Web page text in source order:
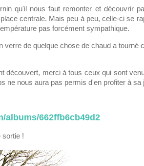
qu'il nous faut remonter et découvrir
centrale. Mais peu à peu, celle-ci se
pas forcément sympathique.
de quelque chose de chaud a tourné
découvert, merci à tous ceux qui sont
ne nous aura pas permis d'en profiter à sa
albums/662ffb6cb49d2
sortie !